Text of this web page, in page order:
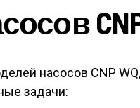
CNP
насосов CNP
задачи: